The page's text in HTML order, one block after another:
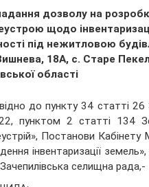
дозволу на
щодо
під нежитловою
18А, с. Старе
області
до пункту 34 статті
пунктом 2 статті 134
Постанови
інвентаризації
селищна рада,-